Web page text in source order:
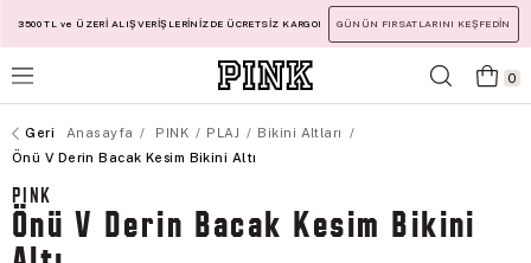
3500 TL ve ÜZERİ ALIŞVERİŞLERİNİZDE ÜCRETSİZ KARGO! GÜNÜN FIRSATLARINI KEŞFEDİN
0
Anasayfa PINK PLAJ
Bikini Altları
Önü V Derin Bacak Kesim Bikini Altı
PINK
Önü V Derin Bacak Kesim Bikini